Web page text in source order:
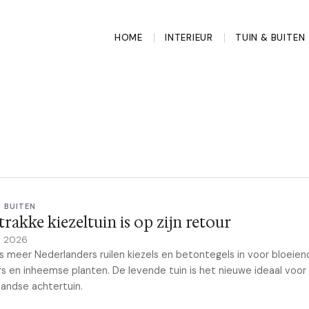
HOME INTERIEUR TUIN & BUITEN
kiezeltuin is op zijn retour
2026
meer Nederlanders ruilen kiezels en betontegels in voor
en inheemse planten. De levende tuin is het nieuwe ideaal voor
achtertuin.